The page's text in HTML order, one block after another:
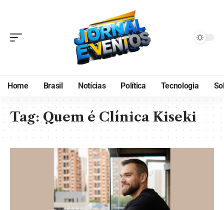
Home Brasil Notícias Política Tecnologia
Tag:Quem é Clínica Kiseki